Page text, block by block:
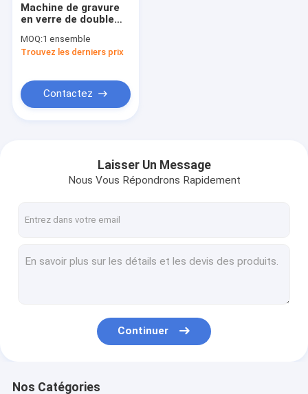
Machine de gravure
en verre de double
couverture de
téléphone portable
MOQ:1 ensemble
Trouvez les derniers prix
Contactez
Laisser Un Message
Nous Vous Répondrons Rapidement
Continuer
Nos Catégories